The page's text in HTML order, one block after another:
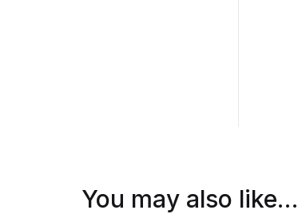
You may also like…